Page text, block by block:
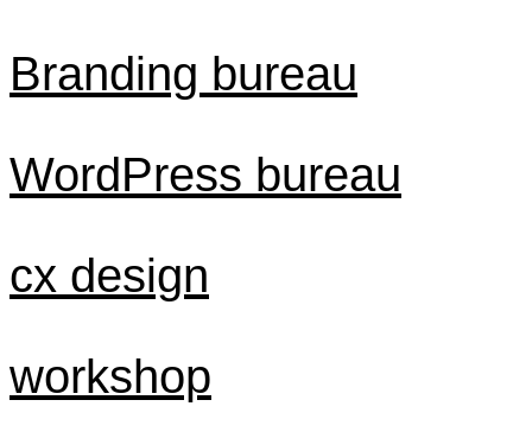
Branding bureau
WordPress bureau
cx design
workshop